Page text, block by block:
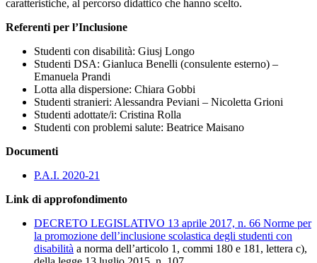
caratteristiche, al percorso didattico che hanno scelto.
Referenti per l’Inclusione
Studenti con disabilità: Giusj Longo
Studenti DSA: Gianluca Benelli (consulente esterno) –
Emanuela Prandi
Lotta alla dispersione: Chiara Gobbi
Studenti stranieri: Alessandra Peviani – Nicoletta Grioni
Studenti adottate/i: Cristina Rolla
Studenti con problemi salute: Beatrice Maisano
Documenti
P.A.I. 2020-21
Link di approfondimento
DECRETO LEGISLATIVO 13 aprile 2017, n. 66 Norme per
la promozione dell’inclusione scolastica degli studenti con
disabilità a norma dell’articolo 1, commi 180 e 181, lettera c),